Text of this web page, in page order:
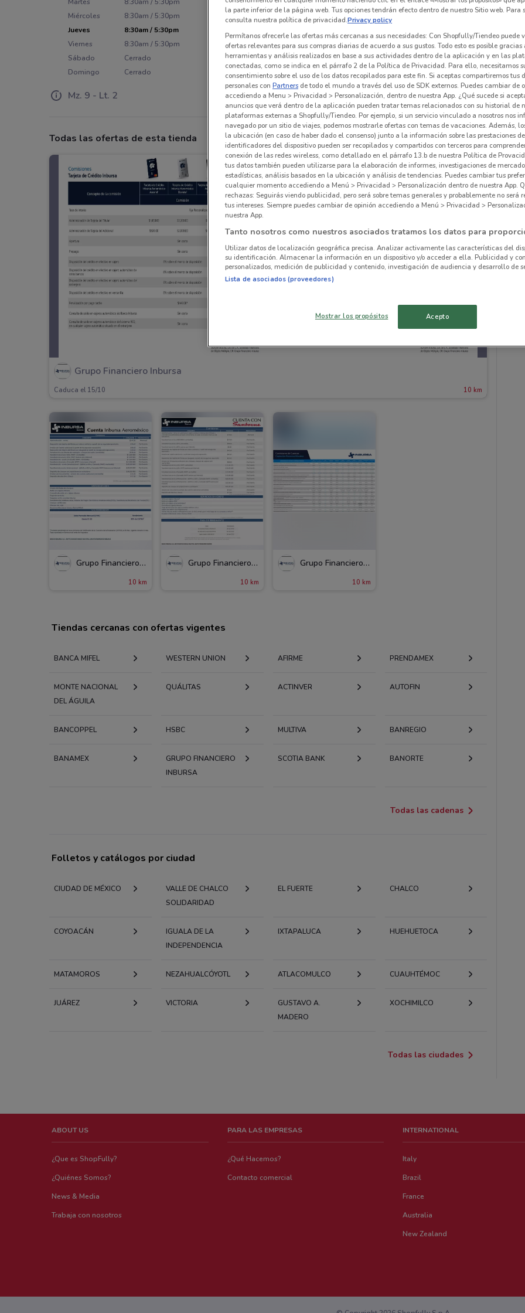
Miércoles
8:30am / 5:30pm
Jueves
8:30am / 5:30pm
Viernes
8:30am / 5:30pm
Sábado
Cerrado
Domingo
Cerrado
Mz. 9 - Lt. 2
Todas las ofertas de esta tienda
Grupo Financiero Inbursa
Caduca el 15/10 10 km
Grupo Financiero Inbursa
10 km
Grupo Financiero Inbursa
10 km
Grupo Financiero Inbursa
10 km
Tiendas cercanas con ofertas vigentes
BANCA MIFEL WESTERN UNION AFIRME PRENDAMEX
MONTE NACIONAL
DEL ÁGUILA
QUÁLITAS ACTINVER AUTOFIN
BANCOPPEL HSBC MULTIVA BANREGIO
BANAMEX
GRUPO FINANCIERO
INBURSA
SCOTIA BANK BANORTE
Todas las cadenas
Folletos y catálogos por ciudad
CIUDAD DE MÉXICO
VALLE DE CHALCO
SOLIDARIDAD
EL FUERTE CHALCO
COYOACÁN
IGUALA DE LA
INDEPENDENCIA
IXTAPALUCA HUEHUETOCA
MATAMOROS NEZAHUALCÓYOTL ATLACOMULCO CUAUHTÉMOC
JUÁREZ VICTORIA
GUSTAVO A.
MADERO
XOCHIMILCO
Todas las ciudades
ABOUT US
¿Que es ShopFully?
¿Quiénes Somos?
News & Media
Trabaja con nosotros
PARA LAS EMPRESAS
¿Qué Hacemos?
Contacto comercial
INTERNATIONAL
Italy
Brazil
France
Australia
New Zealand
la parte inferior de la página web. Tus opciones tendrán efecto dentro de nuestro Sitio web. Para
consulta nuestra política de privacidad.Privacy policy
Permítanos ofrecerle las ofertas más cercanas a sus necesidades: Con Shopfully/Tiendeo puede
ofertas relevantes para sus compras diarias de acuerdo a sus gustos. Todo esto es posible gracias
herramientas y análisis realizados en base a sus actividades dentro de la aplicación y en las
conectadas, como se indica en el párrafo 2 de la Política de Privacidad. Para ello, necesitamos
consentimiento sobre el uso de los datos recopilados para este fin. Si aceptas compartiremos tus
personales con Partners de todo el mundo a través del uso de SDK externos. Puedes cambiar de
accediendo a Menu > Privacidad > Personalización, dentro de nuestra App. ¿Qué sucede si
anuncios que verá dentro de la aplicación pueden tratar temas relacionados con su historial de
plataformas externas a Shopfully/Tiendeo. Por ejemplo, si un servicio vinculado a nosotros nos
navegado por un sitio de viajes, podemos mostrarle ofertas con temas de vacaciones. Además,
la ubicación (en caso de haber dado el consenso) junto a la información sobre las prestaciones
identificadores del dispositivo pueden ser recopilados y compartidos con terceros para
conexión de las redes wireless, como detallado en el párrafo 13.b de nuestra Política de
tus datos también pueden utilizarse para la elaboración de informes, investigaciones de
estadísticas, análisis basados en la ubicación y análisis de tendencias. Puedes cambiar tus
cualquier momento accediendo a Menú > Privacidad > Personalización dentro de nuestra App.
rechazas: Seguirás viendo publicidad, pero será sobre temas generales y probablemente no será
tus intereses. Siempre puedes cambiar de opinión accediendo a Menú > Privacidad >
nuestra App.
Tanto nosotros como nuestros asociados tratamos los datos para
Utilizar datos de localización geográfica precisa. Analizar activamente las características del
su identificación. Almacenar la información en un dispositivo y/o acceder a ella. Publicidad y
personalizados, medición de publicidad y contenido, investigación de audiencia y desarrollo de
Lista de asociados (proveedores)
Mostrar los propósitos Acepto